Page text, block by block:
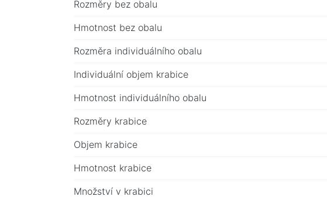
Rozměry bez obalu
Hmotnost bez obalu
Rozměra individuálního obalu
Individuální objem krabice
Hmotnost individuálního obalu
Rozměry krabice
Objem krabice
Hmotnost krabice
Množství v krabici